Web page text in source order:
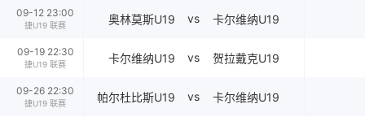
09-12 23:00
捷U19 联赛 奥林莫斯U19 vs 卡尔维纳U19
09-19 22:30
捷U19 联赛 卡尔维纳U19 vs 贺拉戴克U19
09-26 22:30
捷U19 联赛 帕尔杜比斯U19 vs 卡尔维纳U19